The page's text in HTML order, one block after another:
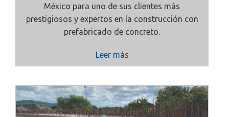
México para uno de sus clientes más
prestigiosos y expertos en la construcción con
prefabricado de concreto.
Leer más